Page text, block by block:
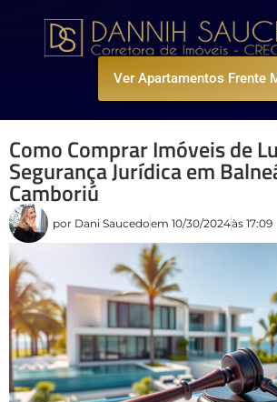
Ver Apartamentos Frente
Como Comprar Imóveis de
Segurança Jurídica em
Camboriú
por Dani Saucedoem 10/30/2024às 17:09